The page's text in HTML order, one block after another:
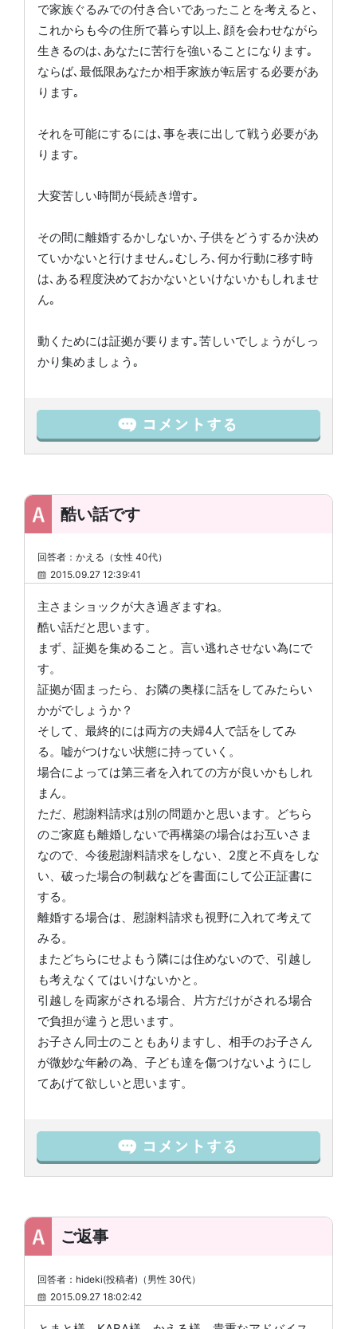
で家族ぐるみでの付き合いであったことを考えると､
これからも今の住所で暮らす以上､顔を会わせながら
生きるのは､あなたに苦行を強いることになります｡
ならば､最低限あなたか相手家族が転居する必要があ
ります｡
それを可能にするには､事を表に出して戦う必要があ
ります｡
大変苦しい時間が長続き増す｡
その間に離婚するかしないか､子供をどうするか決め
ていかないと行けません｡むしろ､何か行動に移す時
は､ある程度決めておかないといけないかもしれませ
ん｡
動くためには証拠が要ります｡苦しいでしょうがしっ
かり集めましょう｡
酷い話です
回答者：かえる（女性 40代）
2015.09.27 12:39:41
主さまショックが大き過ぎますね。
酷い話だと思います。
まず、証拠を集めること。言い逃れさせない為にで
す。
証拠が固まったら、お隣の奥様に話をしてみたらい
かがでしょうか？
そして、最終的には両方の夫婦4人で話をしてみ
る。嘘がつけない状態に持っていく。
場合によっては第三者を入れての方が良いかもしれ
まん。
ただ、慰謝料請求は別の問題かと思います。どちら
のご家庭も離婚しないで再構築の場合はお互いさま
なので、今後慰謝料請求をしない、2度と不貞をしな
い、破った場合の制裁などを書面にして公正証書に
する。
離婚する場合は、慰謝料請求も視野に入れて考えて
みる。
またどちらにせよもう隣には住めないので、引越し
も考えなくてはいけないかと。
引越しを両家がされる場合、片方だけがされる場合
で負担が違うと思います。
お子さん同士のこともありますし、相手のお子さん
が微妙な年齢の為、子ども達を傷つけないようにし
てあげて欲しいと思います。
ご返事
回答者：hideki(投稿者)（男性 30代）
2015.09.27 18:02:42